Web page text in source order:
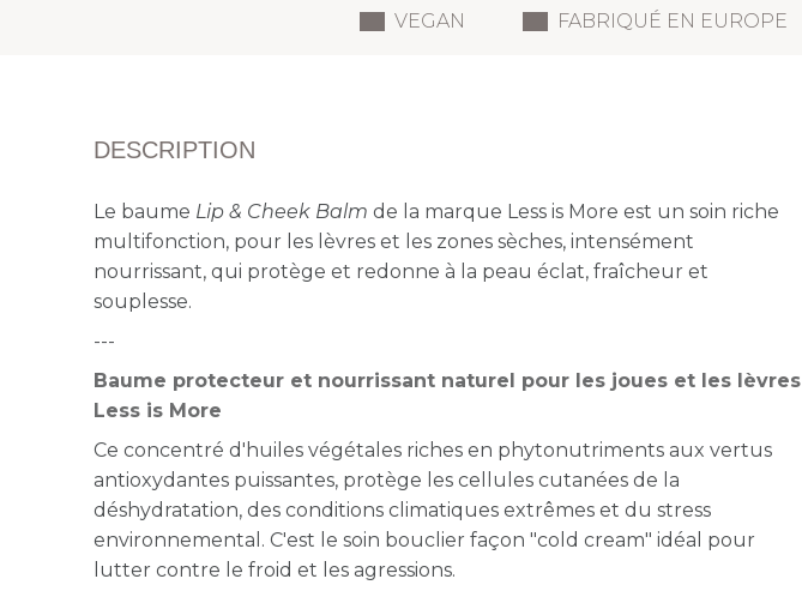
VEGAN FABRIQUÉ EN EUROPE
DESCRIPTION
Le baume Lip & Cheek Balm de la marque Less is More est un soin riche
multifonction, pour les lèvres et les zones sèches, intensément
nourrissant, qui protège et redonne à la peau éclat, fraîcheur et
souplesse.
---
Baume protecteur et nourrissant naturel pour les joues et les lèvres
Less is More
Ce concentré d'huiles végétales riches en phytonutriments aux vertus
antioxydantes puissantes, protège les cellules cutanées de la
déshydratation, des conditions climatiques extrêmes et du stress
environnemental. C'est le soin bouclier façon "cold cream" idéal pour
lutter contre le froid et les agressions.